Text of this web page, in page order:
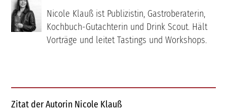
Nicole Klauß ist Publizistin, Gastroberaterin,
Kochbuch-Gutachterin und Drink Scout. Hält
Vorträge und leitet Tastings und Workshops.
Zitat der Autorin Nicole Klauß